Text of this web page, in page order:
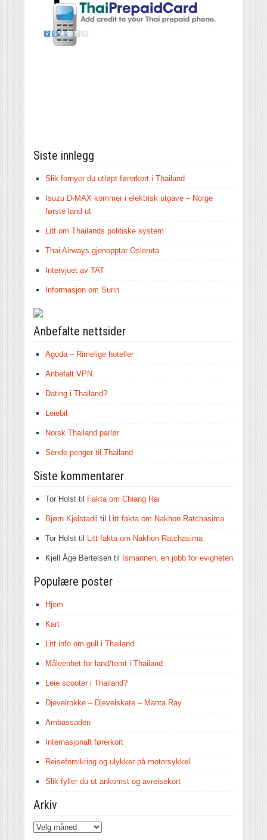
Siste innlegg
Slik fornyer du utløpt førerkort i Thailand
Isuzu D-MAX kommer i elektrisk utgave – Norge
første land ut
Litt om Thailands politiske system
Thai Airways gjenopptar Osloruta
Intervjuet av TAT
Informasjon om Surin
Anbefalte nettsider
Agoda – Rimelige hoteller
Anbefalt VPN
Dating i Thailand?
Leiebil
Norsk Thailand parlør
Sende penger til Thailand
Siste kommentarer
Tor Holst til Fakta om Chiang Rai
Bjørn Kjelstadli til Litt fakta om Nakhon Ratchasima
Tor Holst til Litt fakta om Nakhon Ratchasima
Kjell Åge Bertelsen til Ismannen, en jobb for evigheten
Populære poster
Hjem
Kart
Litt info om gull i Thailand
Måleenhet for land/tomt i Thailand
Leie scooter i Thailand?
Djevelrokke – Djevelskate – Manta Ray
Ambassaden
Internasjonalt førerkort
Reiseforsikring og ulykker på motorsykkel
Slik fyller du ut ankomst og avreisekort
Arkiv
Arkiv